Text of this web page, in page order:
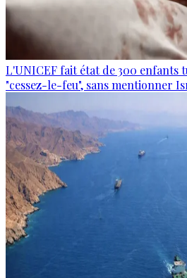
L'UNICEF fait état de 300 enfants
"cessez-le-feu", sans mentionner